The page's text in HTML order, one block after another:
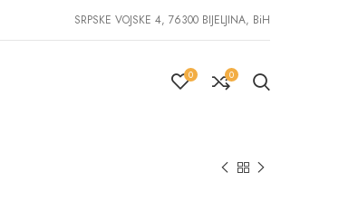
SRPSKE VOJSKE 4, 76300 BIJELJINA, BiH
0 0